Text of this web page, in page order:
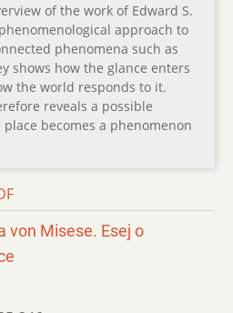
of the work of Edward S.
approach to
phenomena such as
shows how the glance enters
the world responds to it.
reveals a possible
becomes a phenomenon
von Misese. Esej o